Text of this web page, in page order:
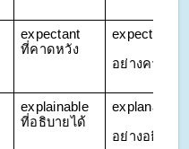
expectant
ที่คาดหวัง
expectantly
อย่างคาดหวั
explainable
ที่อธิบายได้
explanatorily
อย่างอธิบาย